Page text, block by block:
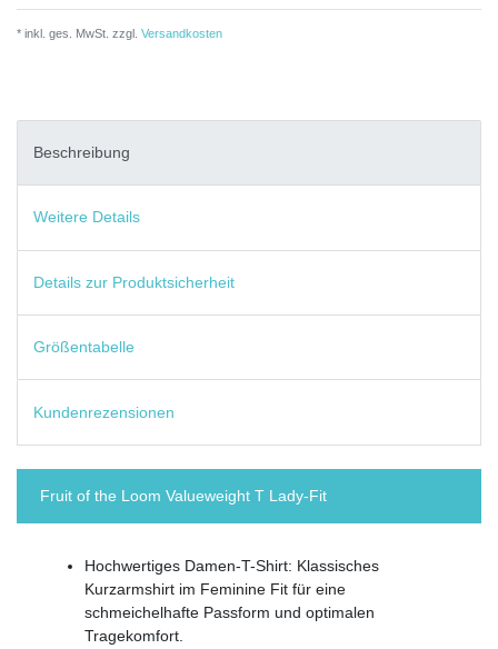
* inkl. ges. MwSt. zzgl. Versandkosten
Beschreibung
Weitere Details
Details zur Produktsicherheit
Größentabelle
Kundenrezensionen
Fruit of the Loom Valueweight T Lady-Fit
Hochwertiges Damen-T-Shirt: Klassisches
Kurzarmshirt im Feminine Fit für eine
schmeichelhafte Passform und optimalen
Tragekomfort.